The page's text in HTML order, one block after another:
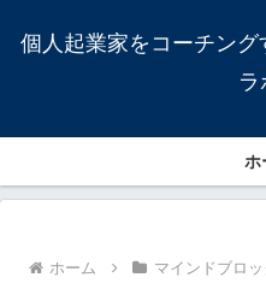
個人起業家をコーチン
ラ
ホ
ホーム マインドブロッ